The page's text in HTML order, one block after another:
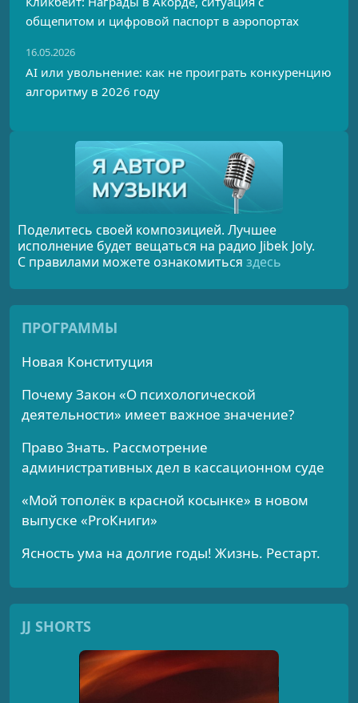
Поделитесь своей композицией. Лучшее
исполнение будет вещаться на радио Jibek Joly.
С правилами можете ознакомиться здесь
ПРОГРАММЫ
Новая Конституция
Почему Закон «О психологической
деятельности» имеет важное значение?
Право Знать. Рассмотрение
административных дел в кассационном суде
«Мой тополёк в красной косынке» в новом
выпуске «ProКниги»
Ясность ума на долгие годы! Жизнь. Рестарт.
общепитом и цифровой паспорт в аэропортах
16.05.2026
AI или увольнение: как не проиграть конкуренцию
алгоритму в 2026 году
JJ SHORTS